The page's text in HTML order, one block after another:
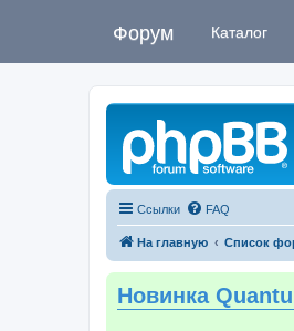
Форум Каталог
Ссылки FAQ
На главную Список
Новинка